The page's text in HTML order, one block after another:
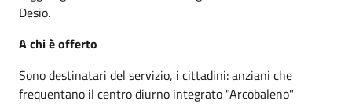
Desio.
A chi è offerto
Sono destinatari del servizio, i cittadini: anziani che
frequentano il centro diurno integrato "Arcobaleno"